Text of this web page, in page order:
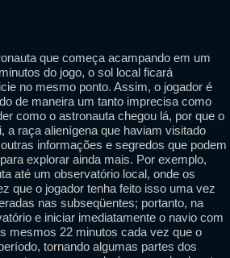
que começa acampando em um
do jogo, o sol local ficará
no mesmo ponto. Assim, o jogador é
de maneira um tanto imprecisa como
como o astronauta chegou lá, por que o
a raça alienígena que haviam visitado
informações e segredos que podem
explorar ainda mais. Por exemplo,
até um observatório local, onde os
que o jogador tenha feito isso uma vez
nas subseqüentes; portanto, na
e iniciar imediatamente o navio com
mesmos 22 minutos cada vez que o
tornando algumas partes dos